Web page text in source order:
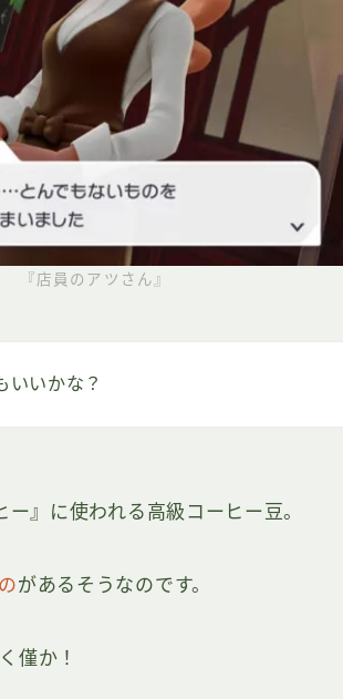
『店員のアツさん』
いいかな？
』に使われる高級コーヒー豆。
があるそうなのです。
僅か！